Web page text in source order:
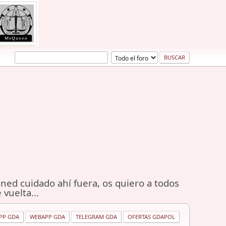
cuidado ahí fuera, os quiero a todos
vuelta...
GDA WEBAPP GDA TELEGRAM GDA OFERTAS GDAPOL